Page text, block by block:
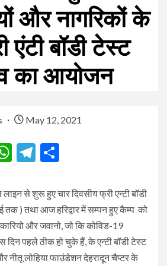
और नागरिकों के
एंटी बॉडी टेस्ट
का आयोजन
May 12, 2021
WhatsApp
Telegram
से शुरू हुए चार दिवसीय फ्री एन्टी बॉडी
) तथा आज हरिद्वार में सम्पन हुए कैम्प को
और जवानो, जो कि कोविड-19
दिन पहले ठीक हो चुके हैं, के एन्टी बॉडी टेस्ट
नीतू लोहिया फाउंडेशन देहरादून चैप्टर के